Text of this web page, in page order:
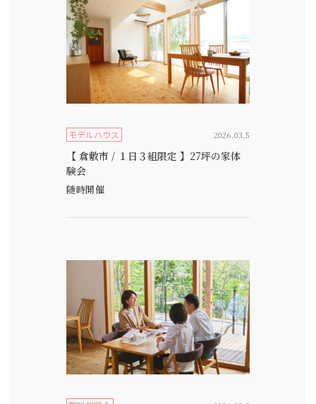
モデルハウス 2026.03.5
【 倉敷市 / １日３組限定 】27坪の家体
験会
随時開催